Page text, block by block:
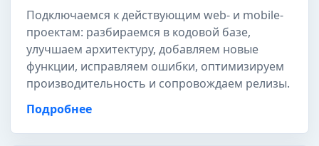
Подключаемся к действующим web- и mobile-
проектам: разбираемся в кодовой базе,
улучшаем архитектуру, добавляем новые
функции, исправляем ошибки, оптимизируем
производительность и сопровождаем релизы.
Подробнее